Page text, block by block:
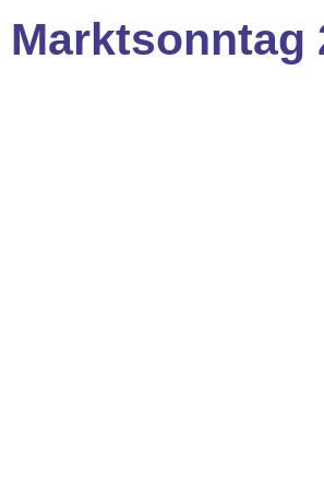
Marktsonntag